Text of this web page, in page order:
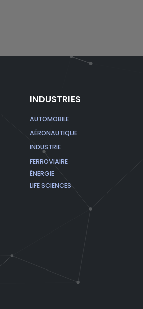
INDUSTRIES
AUTOMOBILE
AÉRONAUTIQUE
INDUSTRIE
FERROVIAIRE
ÉNERGIE
LIFE SCIENCES